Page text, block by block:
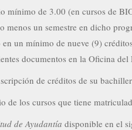
mínimo de 3.00 (en cursos de
menos un semestre en dicho
un mínimo de nueve (9)
documentos en la Oficina
de créditos de su
de los cursos que tiene
de Ayudantía disponible en el